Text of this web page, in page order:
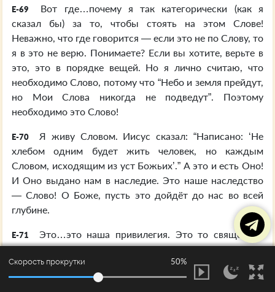
E-69
Вот где…почему я так категорически (как я
сказал бы) за то, чтобы стоять на этом Слове!
Неважно, что где говорится — если это не по Слову, то
я в это не верю. Понимаете? Если вы хотите, верьте в
это, это в порядке вещей. Но я лично считаю, что
необходимо Слово, потому что “Небо и земля прейдут,
но Мои Слова никогда не подведут”. Поэтому
необходимо это Слово!
E-70
Я живу Словом. Иисус сказал: “Написано: ‘Не
хлебом одним будет жить человек, но каждым
Словом, исходящим из уст Божьих’.” А это и есть Оно!
И Оно выдано нам в наследие. Это наше наследство
— Слово! О Боже, пусть это дойдёт до нас во всей
глубине.
E-71
Это…это наша привилегия. Это то священное
доверительное имущество, помещённое Богом в Его
Церковь. Бог дал Своё Слово Своей Церкви. И это
священное наследие — наше. Это дар от Бога. Не для
Скорость прокрутки 50%